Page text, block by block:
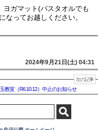
ガマット(バスタオルでも
なってお越しください。
2024年9月21日(土) 04:31
次の記事
教室（R6.10.12）中止のお知らせ